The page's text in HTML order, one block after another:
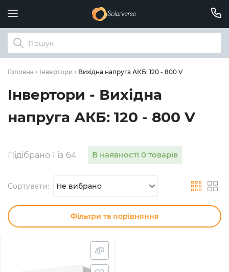
Головна Інвертори Вихідна напруга АКБ: 120 - 800 V
Інвертори - Вихідна
напруга АКБ: 120 - 800 V
Підібрано 1 із 64 В наявності 0 товарів
Сортувати: Не вибрано
Фільтри та порівняння